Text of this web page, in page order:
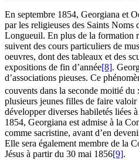
En septembre 1854, Georgiana et
par les religieuses des Saints Noms
Longueuil. En plus de la formation
suivent des cours particuliers de
oeuvres, dont des tableaux et des
expositions de fin d’année[8].
d’associations pieuses. Ce
couvents dans la seconde moitié du
plusieurs jeunes filles de faire valoir
développer diverses habiletés liées
1854, Georgiana est admise à la
comme sacristine, avant d’en
Elle sera également membre de la
Jésus à partir du 30 mai 1856[9].